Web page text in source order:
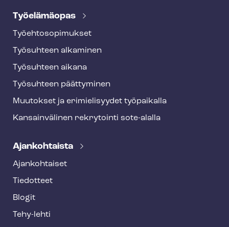
Työelämäopas
Työ­eh­to­so­pi­muk­set
Työsuhteen alkaminen
Työsuhteen aikana
Työsuhteen päättyminen
Muutokset ja erimielisyydet työpaikalla
Kansainvälinen rekrytointi sote-alalla
Ajankohtaista
Ajankohtaiset
Tiedotteet
Blogit
Tehy-lehti